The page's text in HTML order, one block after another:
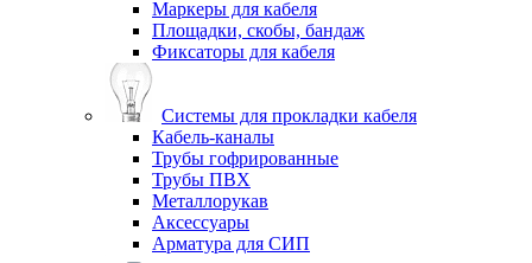
Маркеры для кабеля
Площадки, скобы, бандаж
Фиксаторы для кабеля
Системы для прокладки кабеля
Кабель-каналы
Трубы гофрированные
Трубы ПВХ
Металлорукав
Аксессуары
Арматура для СИП